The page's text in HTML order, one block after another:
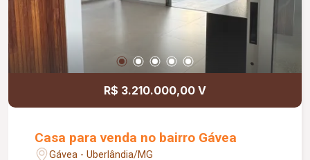
R$ 3.210.000,00 V
Casa para venda no bairro Gávea
Gávea - Uberlândia/MG